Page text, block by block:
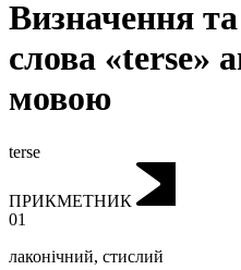
Визначення
слова «terse»
мовою
terse
ПРИКМЕТНИК
01
лаконічний, стислий